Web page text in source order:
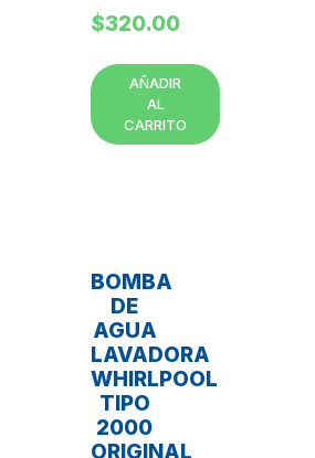
$320.00
AÑADIR
AL
CARRITO
BOMBA
DE
AGUA
LAVADORA
WHIRLPOOL
TIPO
2000
ORIGINAL